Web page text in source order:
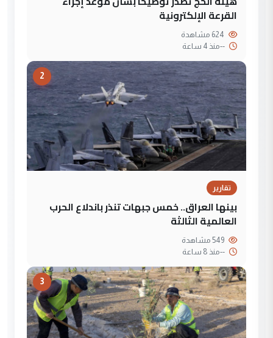
القرعة الإلكترونية
--منذ 4 ساعة
2
تقارير
بينها العراق.. خمس جبهات تنذر باندلاع الحرب
العالمية الثالثة
--منذ 8 ساعة
3